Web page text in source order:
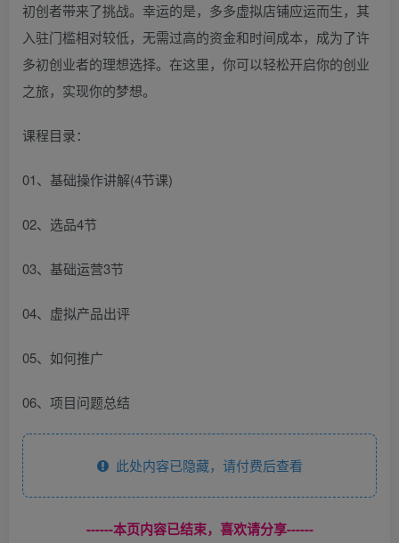
初创者带来了挑战。幸运的是，多多虚拟店铺应运而生，其
入驻门槛相对较低，无需过高的资金和时间成本，成为了许
多初创业者的理想选择。在这里，你可以轻松开启你的创业
之旅，实现你的梦想。
课程目录：
01、基础操作讲解(4节课)
02、选品4节
03、基础运营3节
04、虚拟产品出评
05、如何推广
06、项目问题总结
此处内容已隐藏，请付费后查看
------本页内容已结束，喜欢请分享------